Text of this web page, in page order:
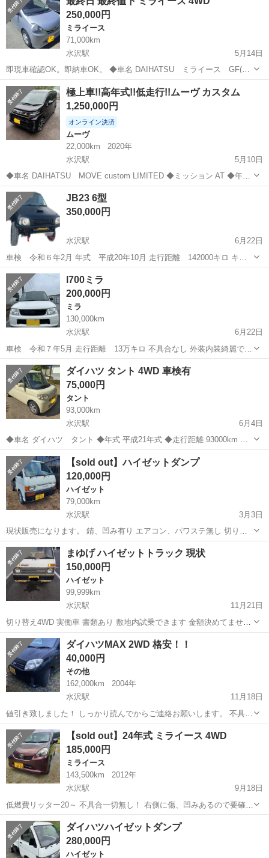
などをおこなっております。エンジンオイルも自分のところに来てか
らは三千キロで交換しております。フロン...
250,000円
ミライース
71,000km
水沢駅
5月14日
即現車確認OK。即納車OK。 ◆車名 DAIHATSU ミライース GF(最
上級グレード) ◆ミッション AT ◆年式 平成24年 ◆走行 71000km ◆
色 シルバー ◆排気量 660 ◆車検 令和7年2月...
岩手 奥州市 水沢駅 ミライース DAIHATSU
極上車!!高年式!!低走行!!ムーヴ カスタム
1,250,000円
オンライン決済
ムーヴ
22,000km
2020年
水沢駅
5月10日
◆車名 DAIHATSU MOVE custom LIMITED ◆ミッション AT ◆年式
令和2年 ◆走行 22000km ◆色 ダークパープル ◆排気量 660 ◆車検 令
和7年10月 ◆駆動 4WD ...
岩手 水沢駅
JB23 6型
350,000円
水沢駅
6月22日
車検 令和６年2月 年式 平成20年10月 走行距離 142000キロ キン
グピンベアリング、シール交換済み 外装内装綺麗ですが定番のフレー
ム腐りあり
岩手 奥州市
l700ミラ
200,000円
ミラ
130,000km
水沢駅
6月22日
車検 令和７年5月 走行距離 13万キロ 不具合なし 外装内装綺麗で
す。 車高調付いてますが純正もございます。
岩手 奥州市 水沢駅 ミラ l700
ダイハツ タント 4WD 車検有
75,000円
タント
93,000km
水沢駅
6月4日
◆車名 ダイハツ タント ◆年式 平成21年式 ◆走行距離 93000km ◆
駆動 4WD ◆ミッション AT ◆車検 令和6年10月 足車、通勤などで使
う程度の車です。 走る、曲がる、止まる問題ないです。 前オーナーが
デ...
岩手 奥州市 タント エンジン
【sold out】ハイゼットダンプ
120,000円
ハイゼット
79,000km
水沢駅
3月3日
現状販売になります。 錆、凹み有り エアコン、パワステ無し 切り替
え4WD スーパーデフロック付き ダンプ油圧良好 車検1年半付き 早い
者勝ちとなります！ 現車確認お願いします！
岩手 奥州市 水沢駅 ハイゼット 油圧
まゆげ ハイゼットトラック 現状
150,000円
ハイゼット
99,999km
水沢駅
11月21日
切り替え4WD 実働車 書類あり 敷地内試乗できます 金額決めてません
ので価格は参考です
岩手 奥州市 水沢駅 ハイゼット まゆげ
ダイハツMAX 2WD 格安！！
40,000円
その他
162,000km
2004年
水沢駅
11月18日
値引き致しました！ しっかり読んでからご連絡お願いします。 不具合
は運転席側のパワーウインドが動きませんので修理が必要になりま
す。 過走行の為少しオイル喰いもあります。 それ以外は無いと思いま
す！ 過走行、車検切れの為...
岩手 奥州市 その他
【sold out】24年式 ミライース 4WD
185,000円
ミライース
143,500km
2012年
水沢駅
9月18日
低燃費リッター20～ 不具合一切無し！ 右側に傷、凹みあるので要確
認。 走行には全く問題ありません。 内外装綺麗だと思います ETC、
アイドリングストップ付き 意味不明な預かり金とか一切ありません！
コミコミ価格！ ...
岩手 奥州市 水沢駅 ミライース 預かり金
ダイハツハイゼットダンプ
280,000円
ハイゼット